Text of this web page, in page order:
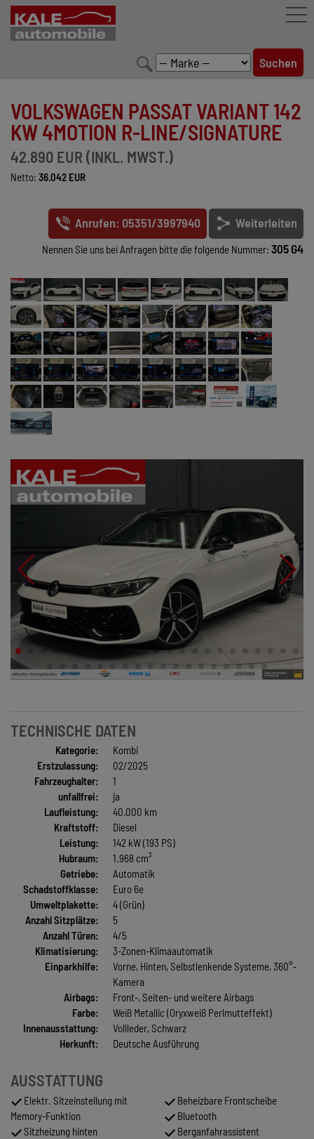
LEISTUNGEN
KONFIGURATOR
MARKENWELT
UNTERNEHMEN
KONTAKT
VOLKSWAGEN PASSAT VARIANT 142
KW 4MOTION R-LINE/SIGNATURE
42.890 EUR (INKL. MWST.)
Netto: 36.042 EUR
Anrufen: 05351/3997940 Weiterleiten
Nennen Sie uns bei Anfragen bitte die folgende Nummer: 305 G4
TECHNISCHE DATEN
Kategorie:
Kombi
Erstzulassung:
02/2025
Fahrzeughalter:
1
unfallfrei:
ja
Laufleistung:
40.000 km
Kraftstoff:
Diesel
Leistung:
142 kW (193 PS)
Hubraum:
1.968 cm³
Getriebe:
Automatik
Schadstoffklasse:
Euro 6e
Umweltplakette:
4 (Grün)
Anzahl Sitzplätze:
5
Anzahl Türen:
4/5
Klimatisierung:
3-Zonen-Klimaautomatik
Einparkhilfe:
Vorne, Hinten, Selbstlenkende Systeme, 360°-
Kamera
Airbags:
Front-, Seiten- und weitere Airbags
Farbe:
Weiß Metallic (Oryxweiß Perlmutteffekt)
Innenausstattung:
Vollleder, Schwarz
Herkunft:
Deutsche Ausführung
AUSSTATTUNG
Elektr. Sitzeinstellung mit
Memory-Funktion
Sitzheizung hinten
Beheizbare Frontscheibe
Bluetooth
Berganfahrassistent